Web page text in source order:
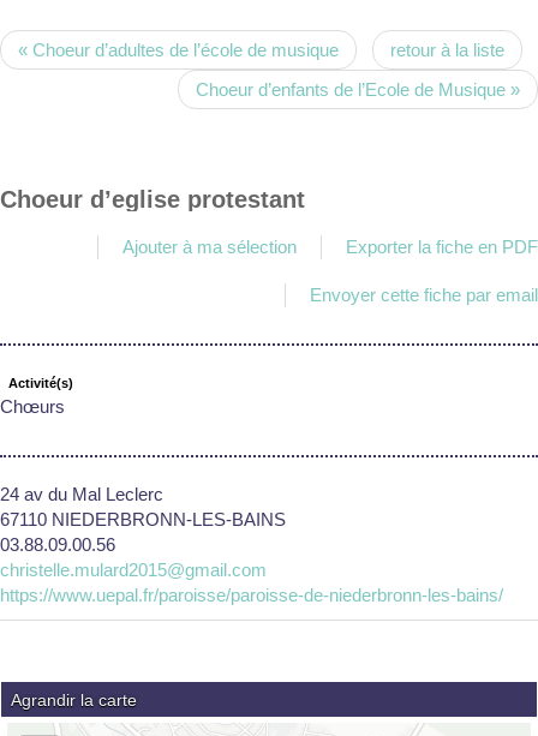
« Choeur d’adultes de l’école de musique
retour à la liste
Choeur d’enfants de l’Ecole de Musique »
Choeur d’eglise protestant
Exporter la fiche en PDF
Ajouter à ma sélection
Envoyer cette fiche par email
Activité(s)
Chœurs
24 av du Mal Leclerc
67110 NIEDERBRONN-LES-BAINS
03.88.09.00.56
christelle.mulard2015@gmail.com
https://www.uepal.fr/paroisse/paroisse-de-niederbronn-les-bains/
Agrandir la carte